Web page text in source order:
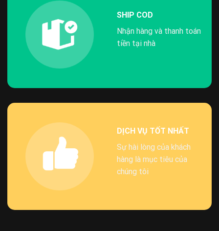
SHIP COD
Nhận hàng và thanh toán
tiền tại nhà
DỊCH VỤ TỐT NHẤT
Sự hài lòng của khách
hàng là mục tiêu của
chúng tôi